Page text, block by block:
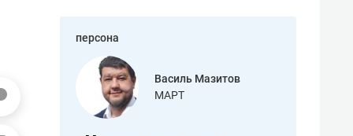
персона
Василь Мазитов
МАРТ